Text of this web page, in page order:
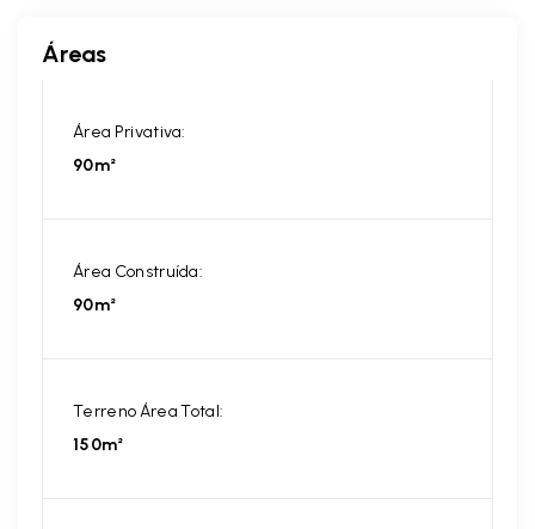
Áreas
Área Privativa:
90m²
Área Construída:
90m²
Terreno Área Total:
150m²